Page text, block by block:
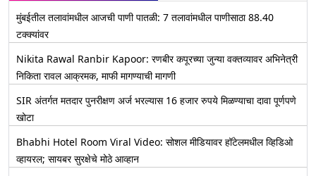
मुंबईतील तलावांमधील आजची पाणी पातळी: 7 तलावांमधील पाणीसाठा 88.40
टक्क्यांवर
Nikita Rawal Ranbir Kapoor: रणबीर कपूरच्या जुन्या वक्तव्यावर अभिनेत्री
निकिता रावल आक्रमक, माफी मागण्याची मागणी
SIR अंतर्गत मतदार पुनरीक्षण अर्ज भरल्यास 16 हजार रुपये मिळण्याचा दावा पूर्णपणे
खोटा
Bhabhi Hotel Room Viral Video: सोशल मीडियावर हॉटेलमधील व्हिडिओ
व्हायरल; सायबर सुरक्षेचे मोठे आव्हान